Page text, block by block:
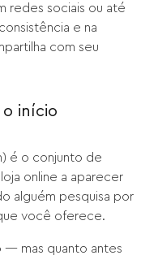
redes sociais ou até
e na
com seu
o início
é o conjunto de
online a aparecer
alguém pesquisa por
você oferece.
— mas quanto antes